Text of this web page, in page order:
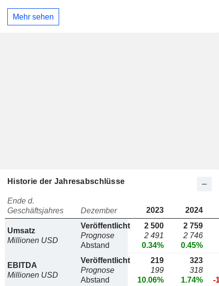
Mehr sehen
Historie der Jahresabschlüsse
Ende d.
Geschäftsjahres
Dezember 2023 2024
Umsatz
Millionen USD
Veröffentlicht
Prognose
Abstand
2 500
2 491
0.34%
2 759
2 746
0.45%
EBITDA
Millionen USD
Veröffentlicht
Prognose
Abstand
219
199
10.06%
323
318
1.74%
-